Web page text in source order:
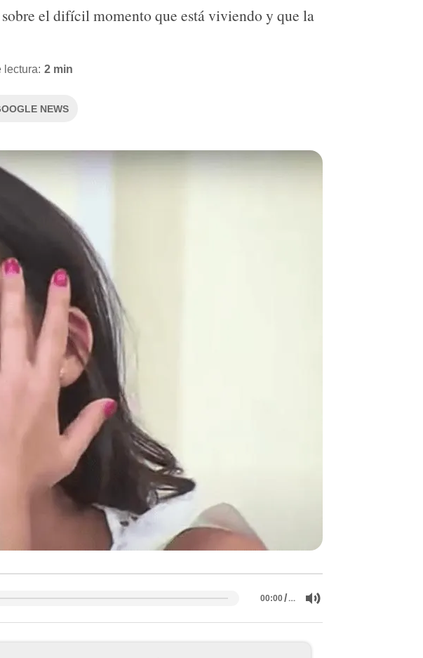
el difícil momento que está viviendo y que la
lectura: 2 min
NEWS
00:00/…